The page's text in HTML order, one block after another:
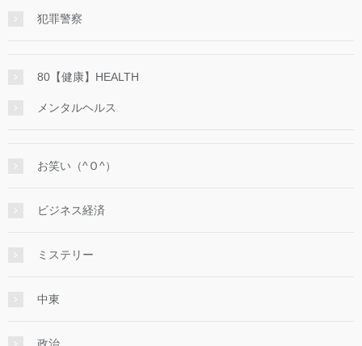
犯罪警察
80【健康】HEALTH
メンタルヘルス
お笑い（^Ｏ^）
ビジネス経済
ミステリー
中東
政治